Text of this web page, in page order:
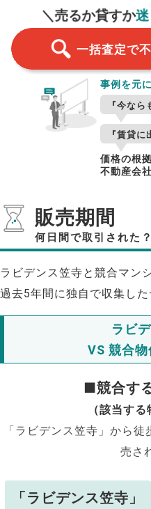
＼売るか貸すか
一括査定で
事例を元に
『今なら
『賃貸に
価格の根
不動産会
販売期間
何日間で取引された？
ラビデンス笠寺と競合マン
過去5年間に独自で収集し
ラビ
VS 競合
■競合す
（該当する
「ラビデンス笠寺」から
売さ
「ラビデンス笠寺」